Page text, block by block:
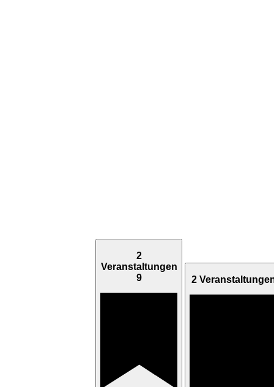
2
Veranstaltungen
9
2